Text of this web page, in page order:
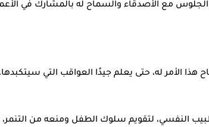
مع الأصدقاء والسماح له بالمشارك في
هذا الأمر له، حتى يعلم جيدًا العواقب التي
النفسي، لتقويم سلوك الطفل ومنعه من